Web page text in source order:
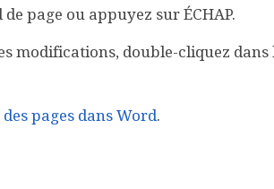
de page ou appuyez sur ÉCHAP.
modifications, double-cliquez dans
pages dans Word.